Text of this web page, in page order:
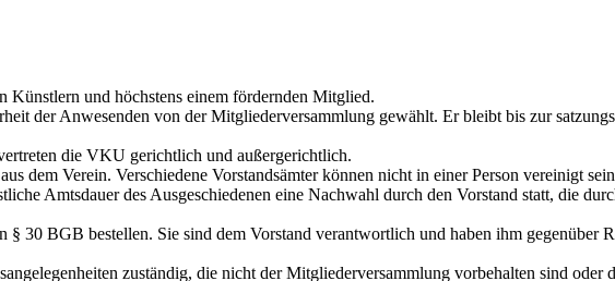
Künstlern und höchstens einem fördernden Mitglied.
der Anwesenden von der Mitgliederversammlung gewählt. Er bleibt bis zur
die VKU gerichtlich und außergerichtlich.
dem Verein. Verschiedene Vorstandsämter können nicht in einer Person vereinigt
Amtsdauer des Ausgeschiedenen eine Nachwahl durch den Vorstand statt, die
30 BGB bestellen. Sie sind dem Vorstand verantwortlich und haben ihm gegenüber
zuständig, die nicht der Mitgliederversammlung vorbehalten sind oder